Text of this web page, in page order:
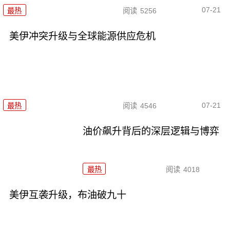
最热 阅读 5256 07-21
美伊冲突升级与全球能源供应危机
最热 阅读 4546 07-21
油价飙升背后的深层逻辑与博弈
最热 阅读 4018
美伊互袭升级，布油破九十